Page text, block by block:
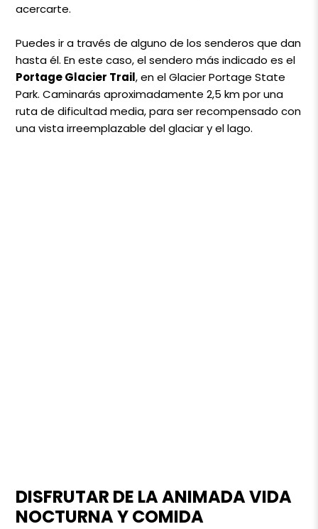
acercarte.
Puedes ir a través de alguno de los senderos que dan
hasta él. En este caso, el sendero más indicado es el
Portage Glacier Trail, en el Glacier Portage State
Park. Caminarás aproximadamente 2,5 km por una
ruta de dificultad media, para ser recompensado con
una vista irreemplazable del glaciar y el lago.
DISFRUTAR DE LA ANIMADA VIDA
NOCTURNA Y COMIDA